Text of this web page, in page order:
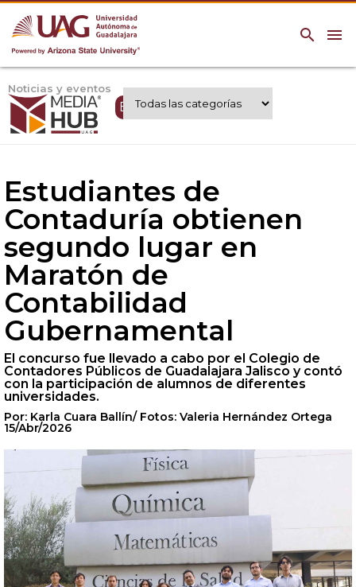
menu
search
Noticias y eventos
Expertos UAG
Estudiantes de
Contaduría obtienen
segundo lugar en
Maratón de
Contabilidad
Gubernamental
El concurso fue llevado a cabo por el Colegio de
Contadores Públicos de Guadalajara Jalisco y contó
con la participación de alumnos de diferentes
universidades.
Por: Karla Cuara Ballín/ Fotos: Valeria Hernández Ortega
15/Abr/2026